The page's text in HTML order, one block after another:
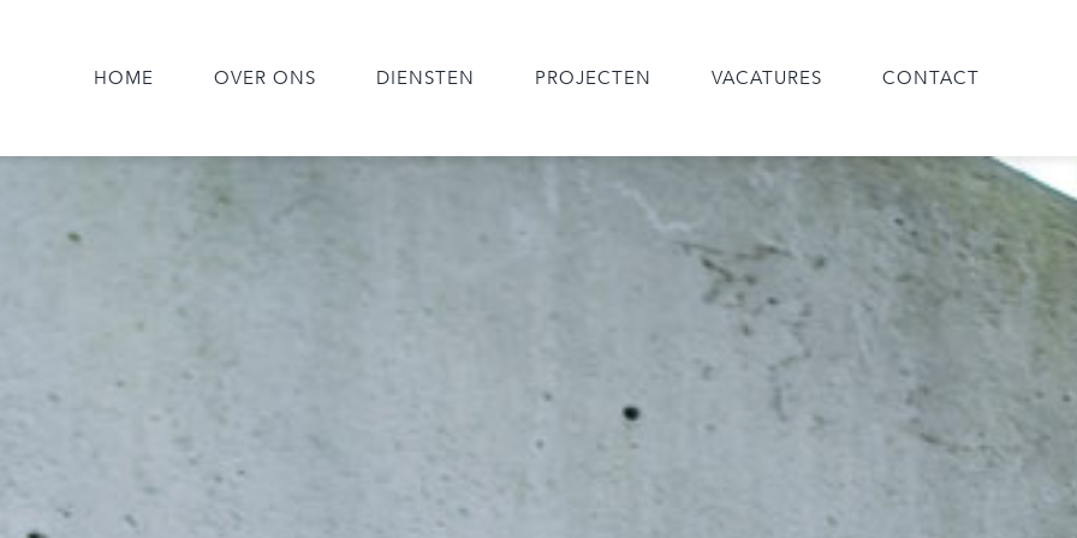
HOME OVER ONS DIENSTEN PROJECTEN VACATURES CONTACT